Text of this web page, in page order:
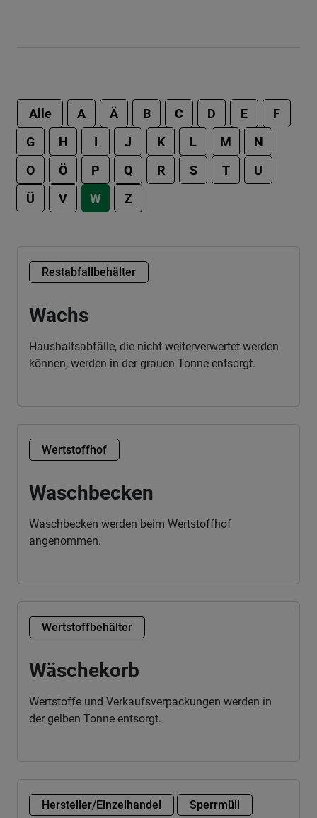
Alle A Ä B C D E
F
G
H I J K L M
N
O
Ö P Q R S T
U
Ü
V W Z
Restabfallbehälter
Wachs
Haushaltsabfälle, die nicht weiterverwertet werden
können, werden in der grauen Tonne entsorgt.
Wertstoffhof
Waschbecken
Waschbecken werden beim Wertstoffhof
angenommen.
Wertstoffbehälter
Wäschekorb
Wertstoffe und Verkaufsverpackungen werden in
der gelben Tonne entsorgt.
Hersteller/Einzelhandel Sperrmüll